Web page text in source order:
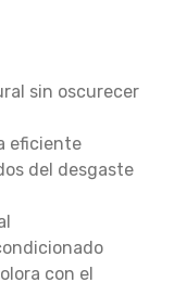
sin oscurecer
eficiente
del desgaste
con el